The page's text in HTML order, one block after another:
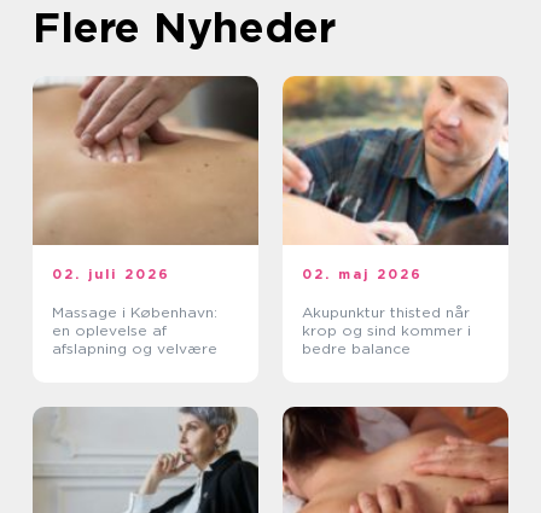
Flere Nyheder
02. juli 2026
Massage i København:
en oplevelse af
afslapning og velvære
02. maj 2026
Akupunktur thisted når
krop og sind kommer i
bedre balance